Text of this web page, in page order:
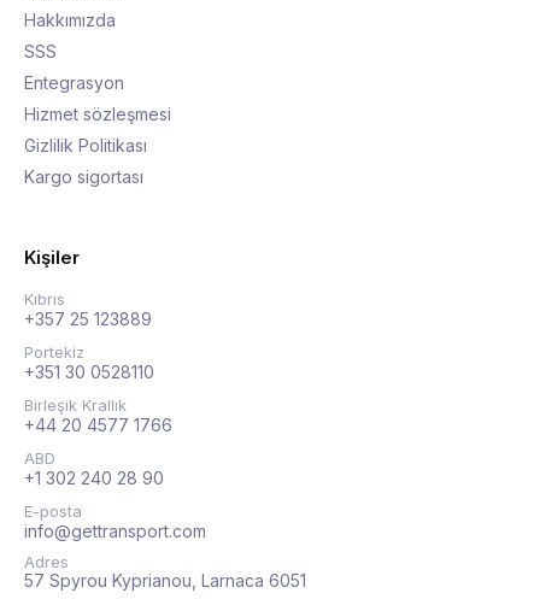
Hakkımızda
SSS
Entegrasyon
Hizmet sözleşmesi
Gizlilik Politikası
Kargo sigortası
Kişiler
Kıbrıs
+357 25 123889
Portekiz
+351 30 0528110
Birleşik Krallık
+44 20 4577 1766
ABD
+1 302 240 28 90
E-posta
info@gettransport.com
Adres
57 Spyrou Kyprianou, Larnaca 6051